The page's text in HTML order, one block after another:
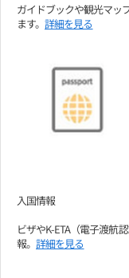
ガイドブックや観光マッ
ます。詳細を見る
入国情報
ビザやK-ETA（電子渡航
報。詳細を見る